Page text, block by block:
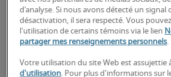
Réaliser des audits et des
processus et des contrôles
potentiels et élaborer des
d'analyse. Si nous avons détecté un signal
désactivation, il sera respecté. Vous
l'utilisation de certains témoins via le lien
partager mes renseignements personnels.
Votre utilisation du site Web est assujettie
d'utilisation. Pour plus d'informations sur